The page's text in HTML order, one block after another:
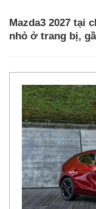
Mazda3 2027 tại
nhỏ ở trang bị,